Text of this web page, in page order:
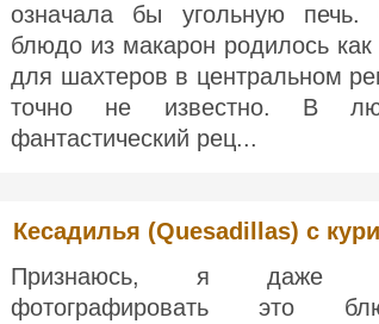
означала бы угольную печь.
блюдо из макарон родилось
для шахтеров в центральном
точно не известно. В
фантастический рец...
Кесадилья (Quesadillas) с
Признаюсь, я даже
фотографировать это